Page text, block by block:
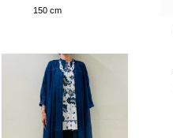
150 cm